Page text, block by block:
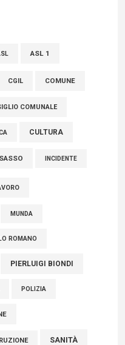
di raccoglimento in
ASL 1
CGIL COMUNE
COMUNALE
CULTURA
INCIDENTE
MUNDA
ROMANO
PIERLUIGI BIONDI
POLIZIA
SANITÀ